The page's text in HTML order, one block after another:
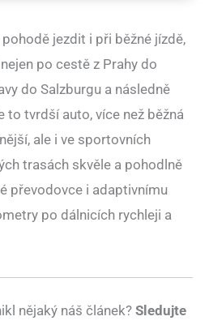
jezdit i při běžné jízdě,
po cestě z Prahy do
do Salzburgu a následně
to tvrdší auto, více než běžná
ale i ve sportovních
trasách skvěle a pohodlně
převodovce i adaptivnímu
po dálnicích rychleji a
nějaký náš článek?Sledujte